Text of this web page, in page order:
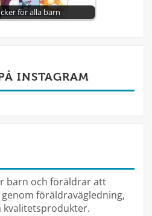
för alla barn
INSTAGRAM
barn och föräldrar att
föräldravägledning,
kvalitetsprodukter.